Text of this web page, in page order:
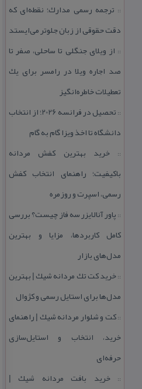
:: ترجمه رسمی مدارك؛ نقطه‌ای كه
دقت حقوقی از زبان جلوتر می‌ایستد
:: از ویلای جنگلی تا ساحلی، صفر تا
صد اجاره ویلا در رامسر برای یك
تعطیلات خاطره‌انگیز
::
تحصیل در فرانسه 2026؛ از انتخاب
دانشگاه تا اخذ ویزا گام به گام
::خرید بهترین كفش مردانه
باكیفیت؛ راهنمای انتخاب كفش
رسمی، اسپرت و روزمره
:: پاور آنالایزر سه فاز چیست؟ بررسی
كامل كاربردها، مزایا و بهترین
مدل‌های بازار
::خرید كت تك مردانه شیك | بهترین
مدل‌ها برای استایل رسمی و كژوال
::كت و شلوار مردانه شیك | راهنمای
خرید، انتخاب و استایل‌سازی
حرفه‌ای
::خرید بافت مردانه شیك |